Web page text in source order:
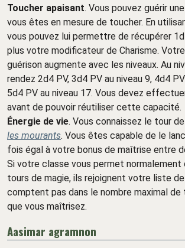
Toucher apaisant. Vous pouvez guérir
vous êtes en mesure de toucher. En
vous pouvez lui permettre de récupérer
plus votre modificateur de Charisme.
guérison augmente avec les niveaux. Au
rendez 2d4 PV, 3d4 PV au niveau 9, 4d4
5d4 PV au niveau 17. Vous devez
avant de pouvoir réutiliser cette capacité.
Énergie de vie. Vous connaissez le tour
les mourants. Vous êtes capable de le
fois égal à votre bonus de maîtrise entre
Si votre classe vous permet normalement
tours de magie, ils rejoignent votre liste
comptent pas dans le nombre maximal de
que vous maîtrisez.
Aasimar agramnon